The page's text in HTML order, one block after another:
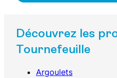
Découvrez les
Tournefeuille
Argoulets